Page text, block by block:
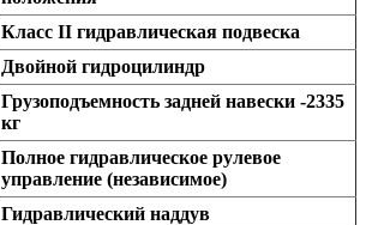
Класс II гидравлическая подвеска
Двойной гидроцилиндр
Грузоподъемность задней навески -2335
кг
Полное гидравлическое рулевое
управление (независимое)
Гидравлический наддув